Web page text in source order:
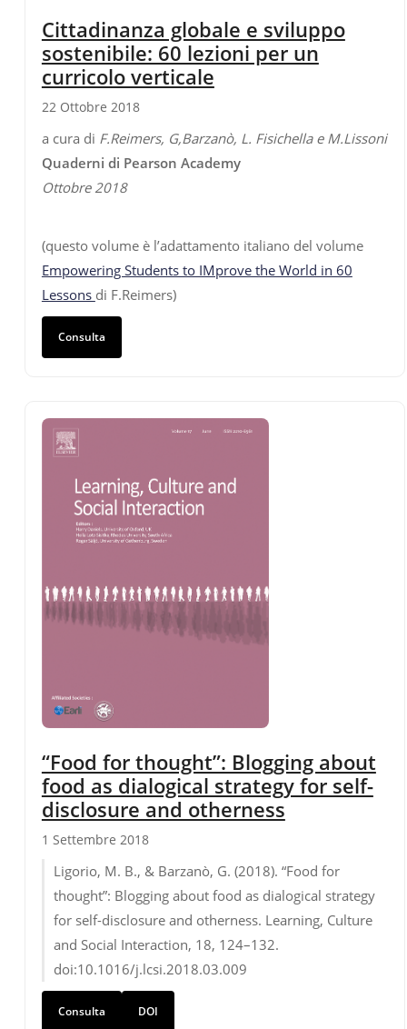
Cittadinanza globale e sviluppo
sostenibile: 60 lezioni per un
curricolo verticale
22 Ottobre 2018
a cura di F.Reimers, G,Barzanò, L. Fisichella e M.Lissoni
Quaderni di Pearson Academy
Ottobre 2018
(questo volume è l’adattamento italiano del volume
Empowering Students to IMprove the World in 60
Lessons di F.Reimers)
Consulta
“Food for thought”: Blogging about
food as dialogical strategy for self-
disclosure and otherness
1 Settembre 2018
Ligorio, M. B., & Barzanò, G. (2018). “Food for
thought”: Blogging about food as dialogical strategy
for self-disclosure and otherness. Learning, Culture
and Social Interaction, 18, 124–132.
doi:10.1016/j.lcsi.2018.03.009
Consulta DOI